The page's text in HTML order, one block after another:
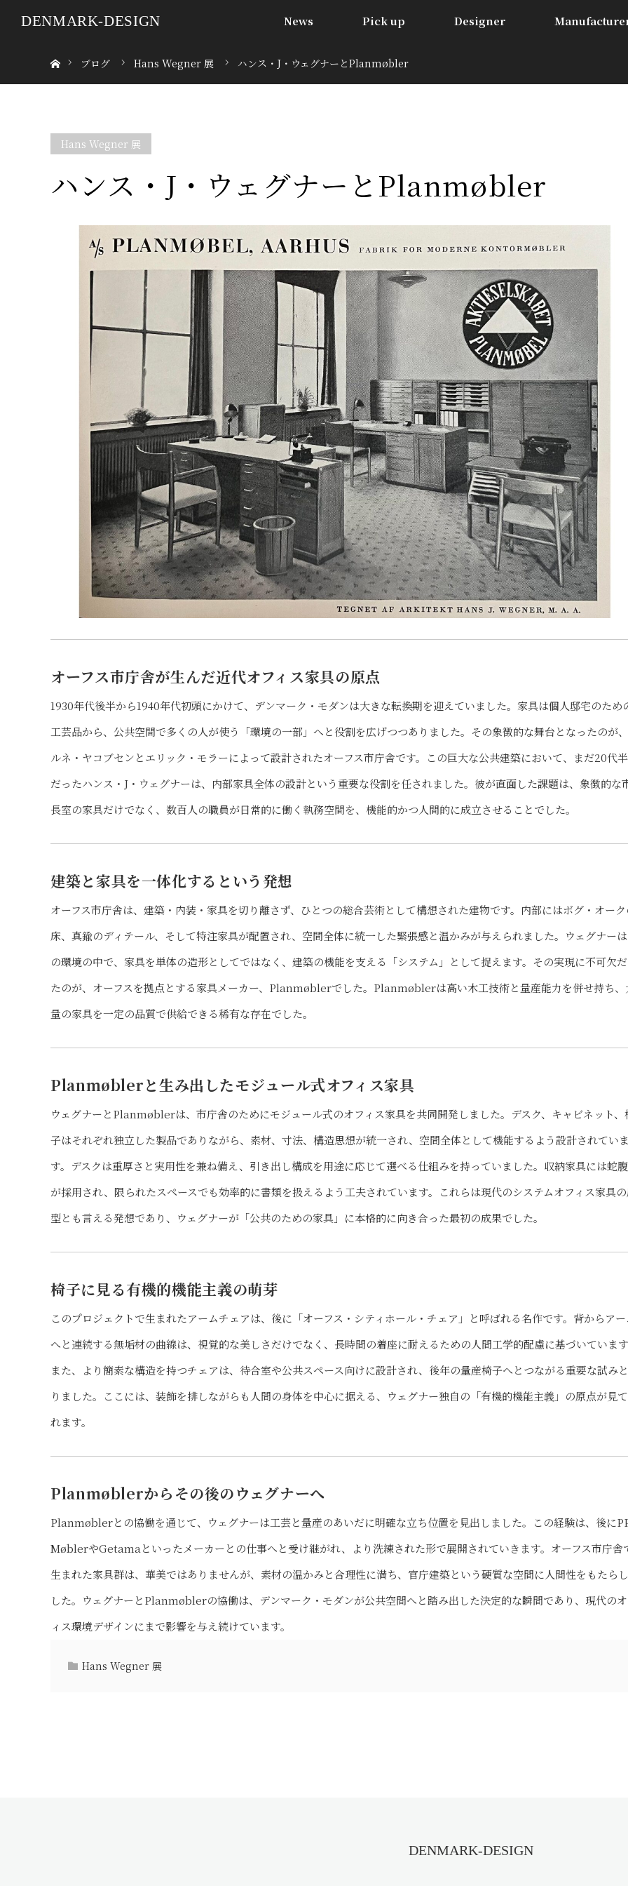
DENMARK-DESIGN News Pick up Designer
ブログ
Hans Wegner 展 ハンス・J・ウェグナーとPlanmøbler
Hans Wegner 展
ハンス・J・ウェグナーとPlanmøbler
オーフス市庁舎が生んだ近代オフィス家具の原点
1930年代後半から1940年代初頭にかけて、デンマーク・モダンは大きな転換期を迎えていました。家具は個人邸宅のため
工芸品から、公共空間で多くの人が使う「環境の一部」へと役割を広げつつありました。その象徴的な舞台となったのが
ルネ・ヤコブセンとエリック・モラーによって設計されたオーフス市庁舎です。この巨大な公共建築において、まだ20代
だったハンス・J・ウェグナーは、内部家具全体の設計という重要な役割を任されました。彼が直面した課題は、象徴的な
長室の家具だけでなく、数百人の職員が日常的に働く執務空間を、機能的かつ人間的に成立させることでした。
建築と家具を一体化するという発想
オーフス市庁舎は、建築・内装・家具を切り離さず、ひとつの総合芸術として構想された建物です。内部にはボグ・オーク
床、真鍮のディテール、そして特注家具が配置され、空間全体に統一した緊張感と温かみが与えられました。ウェグナー
の環境の中で、家具を単体の造形としてではなく、建築の機能を支える「システム」として捉えます。その実現に不可欠だ
たのが、オーフスを拠点とする家具メーカー、Planmøblerでした。Planmøblerは高い木工技術と量産能力を併せ持ち、
量の家具を一定の品質で供給できる稀有な存在でした。
Planmøblerと生み出したモジュール式オフィス家具
ウェグナーとPlanmøblerは、市庁舎のためにモジュール式のオフィス家具を共同開発しました。デスク、キャビネット、
子はそれぞれ独立した製品でありながら、素材、寸法、構造思想が統一され、空間全体として機能するよう設計されていま
す。デスクは重厚さと実用性を兼ね備え、引き出し構成を用途に応じて選べる仕組みを持っていました。収納家具には蛇
が採用され、限られたスペースでも効率的に書類を扱えるよう工夫されています。これらは現代のシステムオフィス家具
型とも言える発想であり、ウェグナーが「公共のための家具」に本格的に向き合った最初の成果でした。
椅子に見る有機的機能主義の萌芽
このプロジェクトで生まれたアームチェアは、後に「オーフス・シティホール・チェア」と呼ばれる名作です。背からアー
へと連続する無垢材の曲線は、視覚的な美しさだけでなく、長時間の着座に耐えるための人間工学的配慮に基づいています
また、より簡素な構造を持つチェアは、待合室や公共スペース向けに設計され、後年の量産椅子へとつながる重要な試み
りました。ここには、装飾を排しながらも人間の身体を中心に据える、ウェグナー独自の「有機的機能主義」の原点が見
れます。
Planmøblerからその後のウェグナーへ
Planmøblerとの協働を通じて、ウェグナーは工芸と量産のあいだに明確な立ち位置を見出しました。この経験は、後に
MøblerやGetamaといったメーカーとの仕事へと受け継がれ、より洗練された形で展開されていきます。オーフス市庁舎
生まれた家具群は、華美ではありませんが、素材の温かみと合理性に満ち、官庁建築という硬質な空間に人間性をもたら
した。ウェグナーとPlanmøblerの協働は、デンマーク・モダンが公共空間へと踏み出した決定的な瞬間であり、現代の
ィス環境デザインにまで影響を与え続けています。
Hans Wegner 展
DENMARK-DESIGN